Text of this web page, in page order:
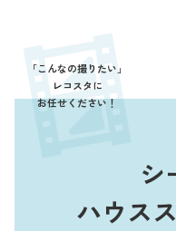
「こんなの撮りたい」
レコスタに
お任せください！
シ
ハウス